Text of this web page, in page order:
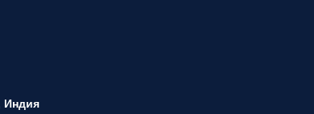
Индия